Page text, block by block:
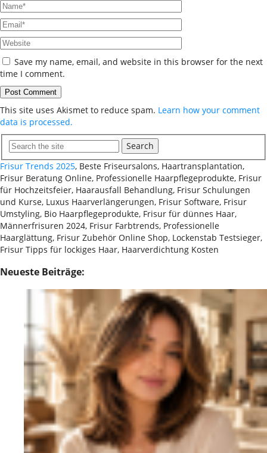
Save my name, email, and website in this browser for the next
time I comment.
This site uses Akismet to reduce spam. Learn how your comment
data is processed.
Search
Frisur Trends 2025, Beste Friseursalons, Haartransplantation,
Frisur Beratung Online, Professionelle Haarpflegeprodukte, Frisur
für Hochzeitsfeier, Haarausfall Behandlung, Frisur Schulungen
und Kurse, Luxus Haarverlängerungen, Frisur Software, Frisur
Umstyling, Bio Haarpflegeprodukte, Frisur für dünnes Haar,
Männerfrisuren 2024, Frisur Farbtrends, Professionelle
Haarglättung, Frisur Zubehör Online Shop, Lockenstab Testsieger,
Frisur Tipps für lockiges Haar, Haarverdichtung Kosten
Neueste Beiträge: